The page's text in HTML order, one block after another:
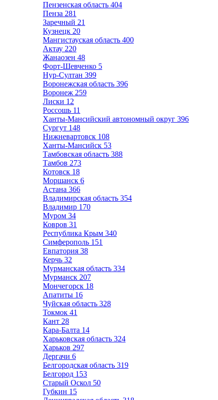
Пензенская область 404
Пенза 281
Заречный 21
Кузнецк 20
Мангистауская область 400
Актау 220
Жанаозен 48
Форт-Шевченко 5
Нур-Султан 399
Воронежская область 396
Воронеж 259
Лиски 12
Россошь 11
Ханты-Мансийский автономный округ 396
Сургут 148
Нижневартовск 108
Ханты-Мансийск 53
Тамбовская область 388
Тамбов 273
Котовск 18
Моршанск 6
Астана 366
Владимирская область 354
Владимир 170
Муром 34
Ковров 31
Республика Крым 340
Симферополь 151
Евпатория 38
Керчь 32
Мурманская область 334
Мурманск 207
Мончегорск 18
Апатиты 16
Чуйская область 328
Токмок 41
Кант 28
Кара-Балта 14
Харьковская область 324
Харьков 297
Дергачи 6
Белгородская область 319
Белгород 153
Старый Оскол 50
Губкин 15